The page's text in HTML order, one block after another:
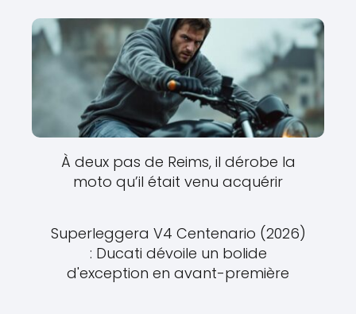
À deux pas de Reims, il dérobe la
moto qu’il était venu acquérir
Superleggera V4 Centenario (2026)
: Ducati dévoile un bolide
d'exception en avant-première